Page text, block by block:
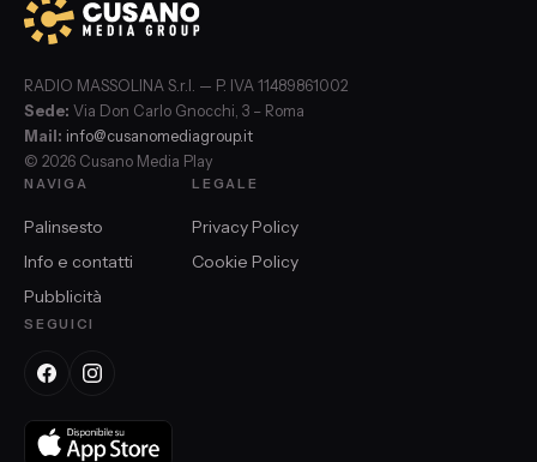
RADIO MASSOLINA S.r.l. — P. IVA 11489861002
Sede: Via Don Carlo Gnocchi, 3 – Roma
Mail: info@cusanomediagroup.it
© 2026 Cusano Media Play
NAVIGA
Palinsesto
Info e contatti
Pubblicità
LEGALE
Privacy Policy
Cookie Policy
SEGUICI